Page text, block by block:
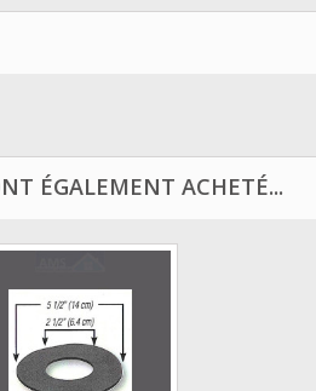
ÉGALEMENT ACHETÉ...